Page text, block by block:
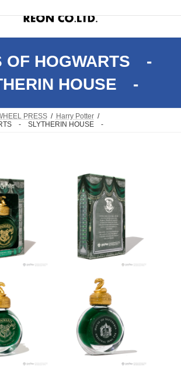
OF HOGWARTS -
HOUSE -
PRESS
Harry Potter
- SLYTHERIN HOUSE -